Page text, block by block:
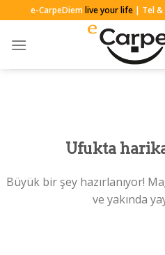
to
content
e-CarpeDiemlive your life| Tel &
Ufukta
Büyük bir şey hazırlanıyor!
ve yakında